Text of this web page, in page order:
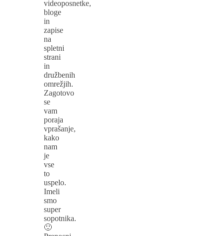
videoposnetke,
bloge
in
zapise
na
spletni
strani
in
družbenih
omrežjih.
Zagotovo
se
vam
poraja
vprašanje,
kako
nam
je
vse
to
uspelo.
Imeli
smo
super
sopotnika.
🙂